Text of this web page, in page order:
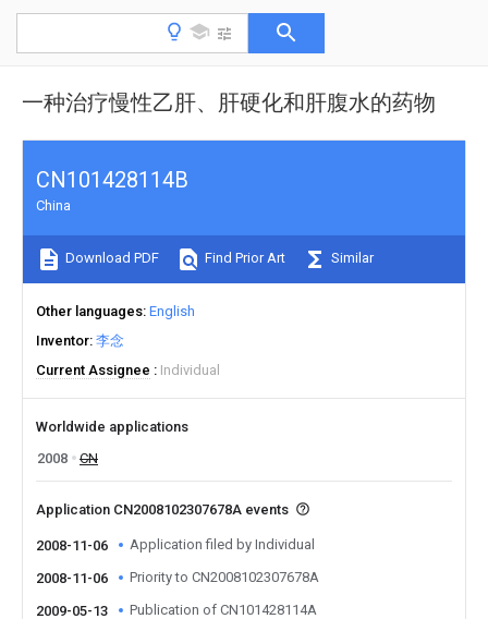
一种治疗慢性乙肝、肝硬化和肝腹水的药物
CN101428114B
China
Download PDF Find Prior Art Similar
Other languages English
Inventor 李念
Current Assignee
Individual
Worldwide applications
2008
CN
Application CN2008102307678A events
2008-11-06 Application filed by Individual
2008-11-06 Priority to CN2008102307678A
2009-05-13 Publication of CN101428114A